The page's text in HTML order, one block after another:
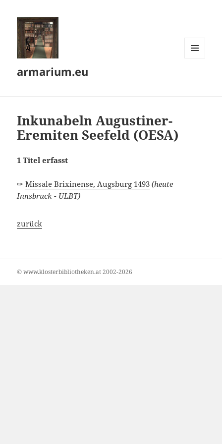
armarium.eu
Inkunabeln Augustiner-
Eremiten Seefeld (OESA)
1 Titel erfasst
✑Missale Brixinense, Augsburg 1493 (heute
Innsbruck - ULBT)
zurück
© www.klosterbibliotheken.at 2002-2026